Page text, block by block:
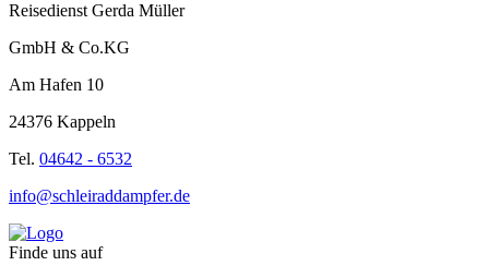
Reisedienst Gerda Müller
GmbH & Co.KG
Am Hafen 10
24376 Kappeln
Tel. 04642 - 6532
info@schleiraddampfer.de
Finde uns auf